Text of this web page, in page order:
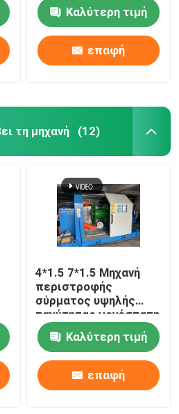
Καλύτερη τιμή
επαφή
τη μηχανή (12)
4*1.5 7*1.5 Μηχανή
περιστροφής
σύρματος υψηλής
ταχύτητας μονόστατη
Καλύτερη τιμή
επαφή